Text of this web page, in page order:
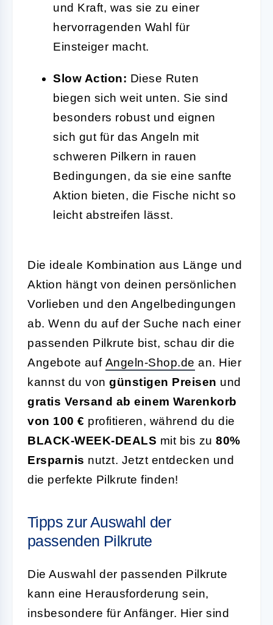
und Kraft, was sie zu einer
hervorragenden Wahl für
Einsteiger macht.
Slow Action: Diese Ruten
biegen sich weit unten. Sie sind
besonders robust und eignen
sich gut für das Angeln mit
schweren Pilkern in rauen
Bedingungen, da sie eine sanfte
Aktion bieten, die Fische nicht so
leicht abstreifen lässt.
Die ideale Kombination aus Länge und
Aktion hängt von deinen persönlichen
Vorlieben und den Angelbedingungen
ab. Wenn du auf der Suche nach einer
passenden Pilkrute bist, schau dir die
Angebote auf Angeln-Shop.de an. Hier
kannst du von günstigen Preisen und
gratis Versand ab einem Warenkorb
von 100 € profitieren, während du die
BLACK-WEEK-DEALS mit bis zu 80%
Ersparnis nutzt. Jetzt entdecken und
die perfekte Pilkrute finden!
Tipps zur Auswahl der
passenden Pilkrute
Die Auswahl der passenden Pilkrute
kann eine Herausforderung sein,
insbesondere für Anfänger. Hier sind